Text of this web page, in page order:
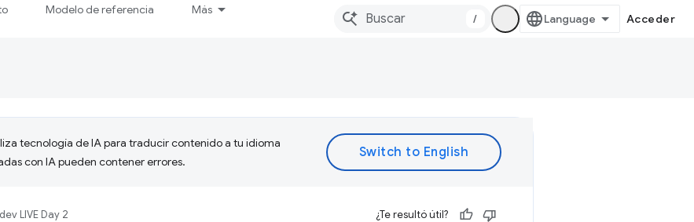
Modelo de referencia Más
/ Acceder
tecnología de IA para traducir contenido a tu idioma
con IA pueden contener errores.
LIVE Day 2 ¿Te resultó útil?